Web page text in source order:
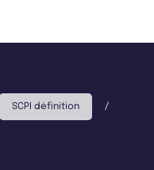
SCPI définition /